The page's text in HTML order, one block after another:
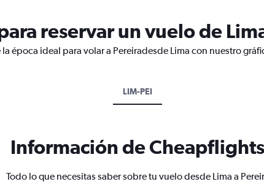
reservar un vuelo de
época ideal para volar a Pereiradesde Lima con nuestro
LIM-PEI
Información de Cheapflights
Todo lo que necesitas saber sobre tu vuelo desde Lima a